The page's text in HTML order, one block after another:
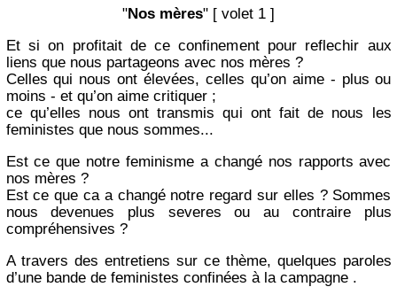
"Nos mères" [ volet 1 ]
Et si on profitait de ce confinement pour reflechir aux
liens que nous partageons avec nos mères ?
Celles qui nous ont élevées, celles qu’on aime - plus ou
moins - et qu’on aime critiquer ;
ce qu’elles nous ont transmis qui ont fait de nous les
feministes que nous sommes...
Est ce que notre feminisme a changé nos rapports avec
nos mères ?
Est ce que ca a changé notre regard sur elles ? Sommes
nous devenues plus severes ou au contraire plus
compréhensives ?
A travers des entretiens sur ce thème, quelques paroles
d’une bande de feministes confinées à la campagne .